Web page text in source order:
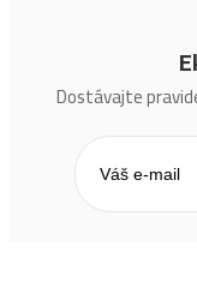
Dostávajte